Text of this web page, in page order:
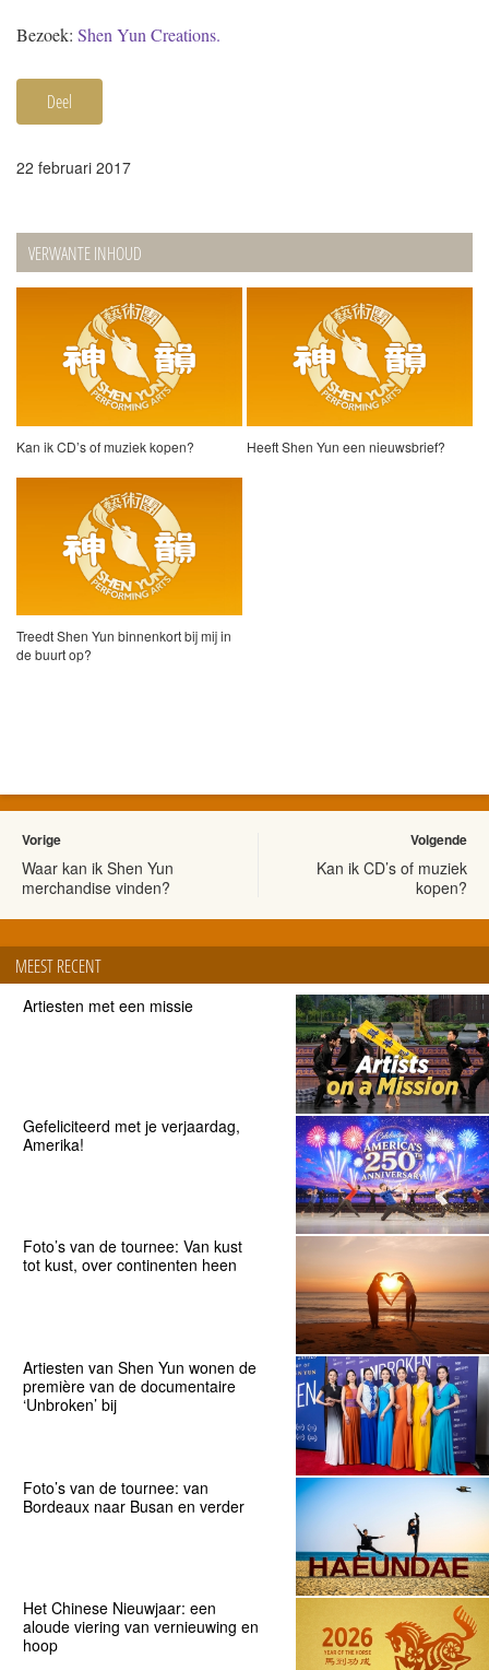
Bezoek: Shen Yun Creations.
Deel
22 februari 2017
VERWANTE INHOUD
Kan ik CD’s of muziek kopen? Heeft Shen Yun een nieuwsbrief?
Treedt Shen Yun binnenkort bij mij in
de buurt op?
Vorige
Waar kan ik Shen Yun
merchandise vinden?
Volgende
Kan ik CD’s of muziek
kopen?
MEEST RECENT
Artiesten met een missie
Gefeliciteerd met je verjaardag,
Amerika!
Foto’s van de tournee: Van kust
tot kust, over continenten heen
Artiesten van Shen Yun wonen de
première van de documentaire
‘Unbroken’ bij
Foto’s van de tournee: van
Bordeaux naar Busan en verder
Het Chinese Nieuwjaar: een
aloude viering van vernieuwing en
hoop